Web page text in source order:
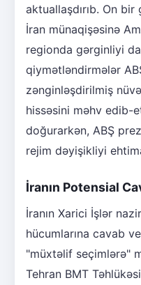
aktuallaşdırıb. On
İran münaqişəsinə
regionda gərginliyi
qiymətləndirmələr
zənginləşdirilmiş
hissəsini məhv edib-
doğurarkən, ABŞ
rejim dəyişikliyi
İranın Potensial
İranın Xarici İşlər
hücumlarına cavab
"müxtəlif seçimlərə"
Tehran BMT